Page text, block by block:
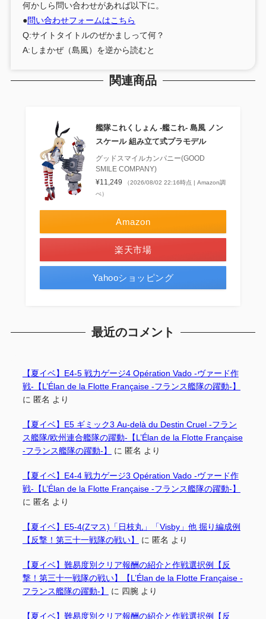
何かしら問い合わせがあれば以下に。
●問い合わせフォームはこちら
Q:サイトタイトルのぜかましって何？
A:しまかぜ（島風）を逆から読むと
関連商品
艦隊これくしょん ‐艦これ‐ 島風 ノン
スケール 組み立て式プラモデル
グッドスマイルカンパニー(GOOD
SMILE COMPANY)
¥11,249
（2026/08/02 22:16時点 | Amazon調
べ）
Amazon
楽天市場
Yahooショッピング
最近のコメント
【夏イベ】E4-5 戦力ゲージ4 Opération Vado -ヴァード作
戦-【L’Élan de la Flotte Française -フランス艦隊の躍動-】
に 匿名 より
【夏イベ】E5 ギミック3 Au-delà du Destin Cruel -フラン
ス艦隊/欧州連合艦隊の躍動-【L’Élan de la Flotte Française
-フランス艦隊の躍動-】
に 匿名 より
【夏イベ】E4-4 戦力ゲージ3 Opération Vado -ヴァード作
戦-【L’Élan de la Flotte Française -フランス艦隊の躍動-】
に 匿名 より
【夏イベ】E5-4(Zマス)「日枝丸」「Visby」他 掘り編成例
【反撃！第三十一戦隊の戦い】
に 匿名 より
【夏イベ】難易度別クリア報酬の紹介と作戦選択例【反
撃！第三十一戦隊の戦い】【L’Élan de la Flotte Française -
フランス艦隊の躍動-】
に 四腕より
【夏イベ】難易度別クリア報酬の紹介と作戦選択例【反